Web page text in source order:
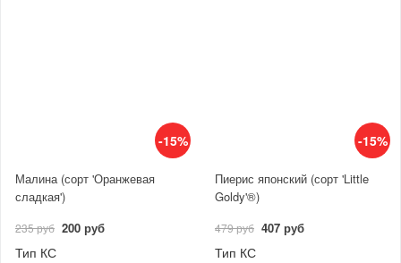
-15%
Малина (сорт 'Оранжевая
сладкая')
235 руб 200 руб
Тип КС
-15%
Пиерис японский (сорт 'Little
Goldy'®)
479 руб 407 руб
Тип КС